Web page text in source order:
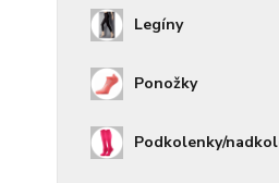
Legíny
Ponožky
Podkolenky/